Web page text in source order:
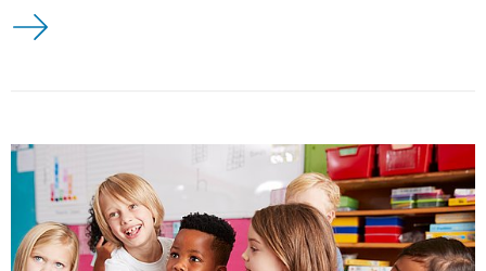
59. Jahrestagung der Gesellschaft für Didaktik der